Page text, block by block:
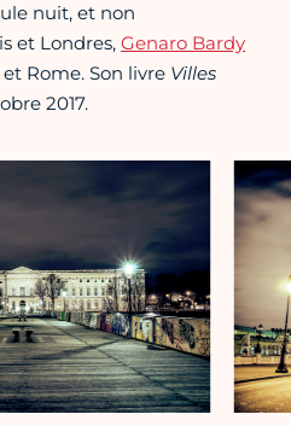
nuit, et non
et Londres, Genaro Bardy
Rome. Son livre Villes
2017.